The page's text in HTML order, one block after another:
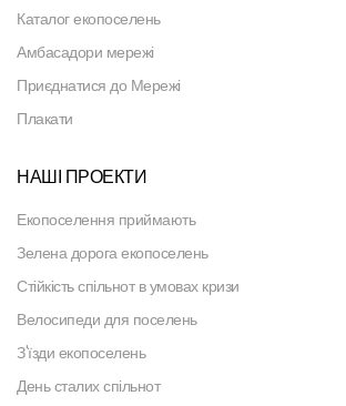
Каталог екопоселень
Амбасадори мережі
Приєднатися до Мережі
Плакати
НАШІ ПРОЕКТИ
Екопоселення приймають
Зелена дорога екопоселень
Стійкість спільнот в умовах кризи
Велосипеди для поселень
З'їзди екопоселень
День сталих спільнот